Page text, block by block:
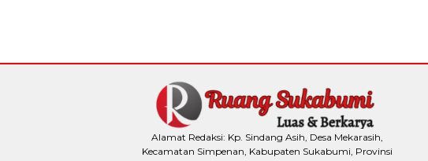
Alamat Redaksi: Kp. Sindang Asih, Desa Mekarasih,
Kecamatan Simpenan, Kabupaten Sukabumi, Provinsi